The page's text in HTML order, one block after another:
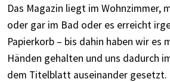
Das Magazin liegt im Wohnzimmer,
oder gar im Bad oder es erreicht
Papierkorb – bis dahin haben wir es
Händen gehalten und uns dadurch
dem Titelblatt auseinander gesetzt.